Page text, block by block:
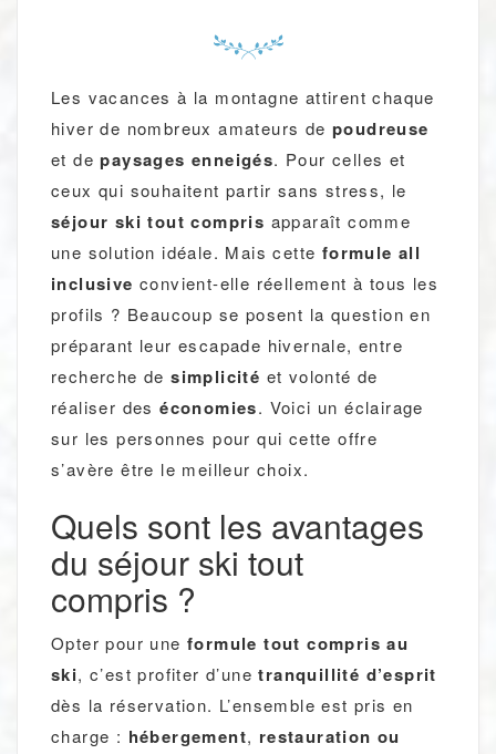
Les vacances à la montagne attirent chaque
hiver de nombreux amateurs de poudreuse
et depaysages enneigés. Pour celles et
ceux qui souhaitent partir sans stress, le
séjour ski tout compris apparaît comme
une solution idéale. Mais cette formule all
inclusive convient-elle réellement à tous les
profils ? Beaucoup se posent la question en
préparant leur escapade hivernale, entre
recherche desimplicité et volonté de
réaliser deséconomies. Voici un éclairage
sur les personnes pour qui cette offre
s’avère être le meilleur choix.
Quels sont les avantages
du séjour ski tout
compris ?
Opter pour une formule tout compris au
ski, c’est profiter d’unetranquillité d’esprit
dès la réservation. L’ensemble est pris en
charge : hébergement, restauration ou